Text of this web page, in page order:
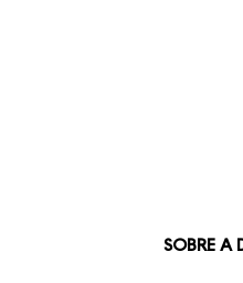
SOBRE A